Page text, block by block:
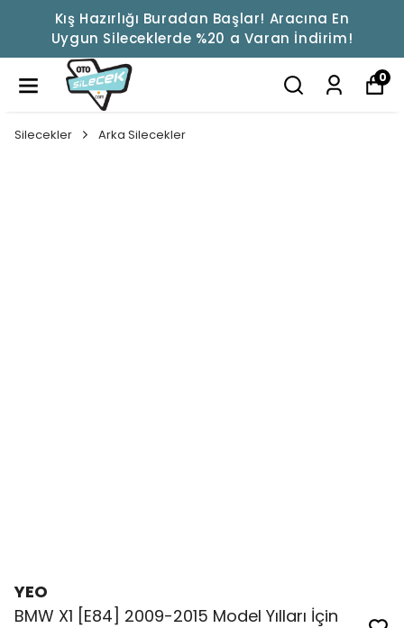
Kış Hazırlığı Buradan Başlar! Aracına En
Uygun Sileceklerde %20 a Varan İndirim!
0
Silecekler Arka Silecekler
YEO
BMW X1 [E84] 2009-2015 Model Yılları İçin